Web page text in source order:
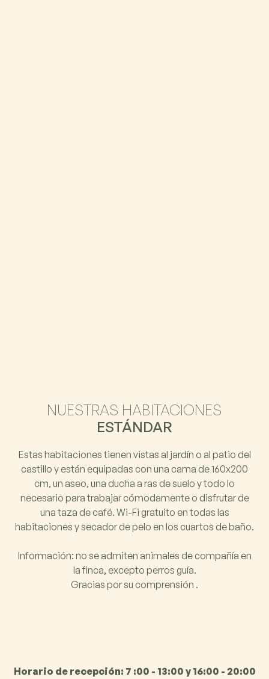
NUESTRAS HABITACIONES
ESTÁNDAR
Estas habitaciones tienen vistas al jardín o al patio del
castillo y están equipadas con una cama de 160x200
cm, un aseo, una ducha a ras de suelo y todo lo
necesario para trabajar cómodamente o disfrutar de
una taza de café. Wi-Fi gratuito en todas las
habitaciones y secador de pelo en los cuartos de baño.
Información: no se admiten animales de compañía en
la finca, excepto perros guía.
Gracias por su comprensión ‍.
Horario de recepción: 7 :00 - 13:00 y 16:00 - 20:00